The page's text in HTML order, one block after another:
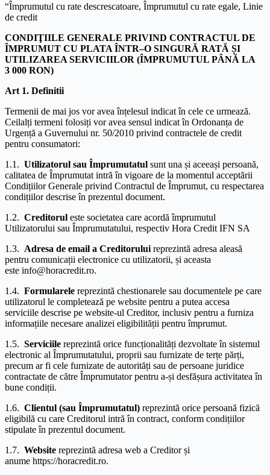
“Împrumutul cu rate descrescatoare, Împrumutul cu rate egale, Linie
de credit
CONDIŢIILE GENERALE PRIVIND CONTRACTUL DE
ÎMPRUMUT CU PLATA ÎNTR–O SINGURĂ RATĂ ȘI
UTILIZAREA SERVICIILOR (ÎMPRUMUTUL PÂNĂ LA
3 000 RON)
Art 1. Definitii
Termenii de mai jos vor avea înțelesul indicat în cele ce urmează.
Ceilalți termeni folosiți vor avea sensul indicat în Ordonanța de
Urgență a Guvernului nr. 50/2010 privind contractele de credit
pentru consumatori:
1.1. Utilizatorul sau Împrumutatul sunt una și aceeași persoană,
calitatea de Împrumutat intră în vigoare de la momentul acceptării
Condițiilor Generale privind Contractul de Împrumut, cu respectarea
condițiilor descrise în prezentul document.
1.2. Creditorul este societatea care acordă împrumutul
Utilizatorului sau Împrumutatului, respectiv Hora Credit IFN SA
1.3. Adresa de email a Creditorului reprezintă adresa aleasă
pentru comunicații electronice cu utilizatorii, și aceasta
este info@horacredit.ro.
1.4. Formularele reprezintă chestionarele sau documentele pe care
utilizatorul le completează pe website pentru a putea accesa
serviciile descrise pe website-ul Creditor, inclusiv pentru a furniza
informațiile necesare analizei eligibilității pentru împrumut.
1.5. Serviciile reprezintă orice funcționalități dezvoltate în sistemul
electronic al Împrumutatului, proprii sau furnizate de terțe părți,
precum ar fi cele furnizate de autorități sau de persoane juridice
contractate de către Împrumutator pentru a-și desfășura activitatea în
bune condiții.
1.6. Clientul (sau Împrumutatul) reprezintă orice persoană fizică
eligibilă cu care Creditorul intră în contract, conform condițiilor
stipulate în prezentul document.
1.7. Website reprezintă adresa web a Creditor și
anume https://horacredit.ro.